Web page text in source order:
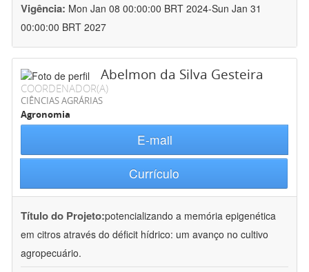
Vigência: Mon Jan 08 00:00:00 BRT 2024-Sun Jan 31
00:00:00 BRT 2027
Abelmon da Silva Gesteira
COORDENADOR(A)
CIÊNCIAS AGRÁRIAS
Agronomia
E-mail
Currículo
Título do Projeto:potencializando a memória epigenética
em citros através do déficit hídrico: um avanço no cultivo
agropecuário.